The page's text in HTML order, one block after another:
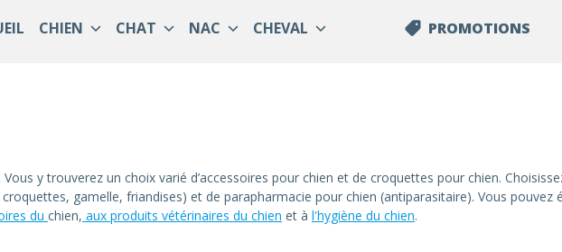
CHIEN CHAT NAC CHEVAL PROMOTIONS
y trouverez un choix varié d’accessoires pour chien et de croquettes pour chien.
gamelle, friandises) et de parapharmacie pour chien (antiparasitaire). Vous pouvez
du chien, aux produits vétérinaires du chien et à l'hygiène du chien.